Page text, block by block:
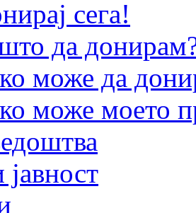
сега!
да
може да
може моето